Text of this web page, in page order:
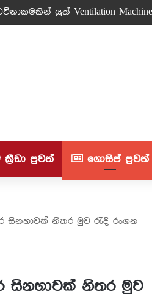
යුත් Ventilation
ක්‍රීඩා පුවත් ගොසිප් පුවත්
නිතර මුව රැදි රංගන
සිනහාවක් නිතර මුව